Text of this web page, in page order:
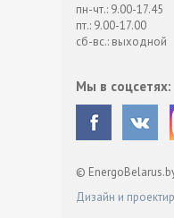
пн-чт.: 9.00-17.45
пт.: 9.00-17.00
сб-вс.: выходной
Мы в соцсетях:
©
Дизайн и